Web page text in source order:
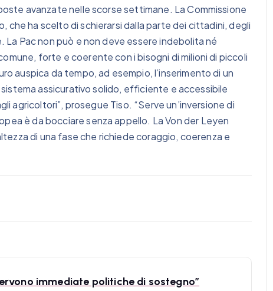
avanzate nelle scorse settimane. La Commissione
ha scelto di schierarsi dalla parte dei cittadini, degli
Pac non può e non deve essere indebolita né
forte e coerente con i bisogni di milioni di piccoli
auspica da tempo, ad esempio, l’inserimento di un
assicurativo solido, efficiente e accessibile
prosegue Tiso. “Serve un’inversione di
è da bocciare senza appello. La Von der Leyen
di una fase che richiede coraggio, coerenza e
immediate politiche di sostegno”